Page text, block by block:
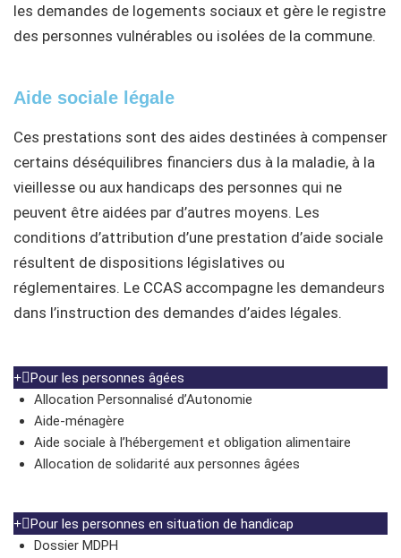
les demandes de logements sociaux et gère le registre
des personnes vulnérables ou isolées de la commune.
Aide sociale légale
Ces prestations sont des aides destinées à compenser
certains déséquilibres financiers dus à la maladie, à la
vieillesse ou aux handicaps des personnes qui ne
peuvent être aidées par d’autres moyens. Les
conditions d’attribution d’une prestation d’aide sociale
résultent de dispositions législatives ou
réglementaires. Le CCAS accompagne les demandeurs
dans l’instruction des demandes d’aides légales.
Pour les personnes âgées
Allocation Personnalisé d’Autonomie
Aide-ménagère
Aide sociale à l’hébergement et obligation alimentaire
Allocation de solidarité aux personnes âgées
Pour les personnes en situation de handicap
Dossier MDPH